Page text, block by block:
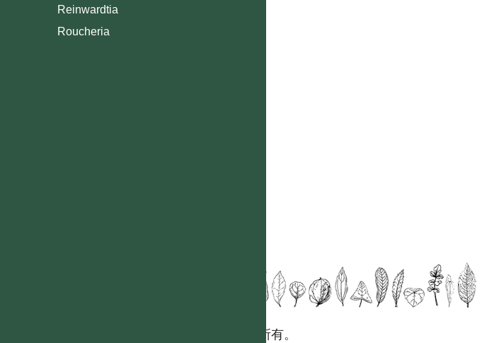
Reinwardtia
Roucheria
國立台灣大學生態學與演化生物學研究所 版權所有。